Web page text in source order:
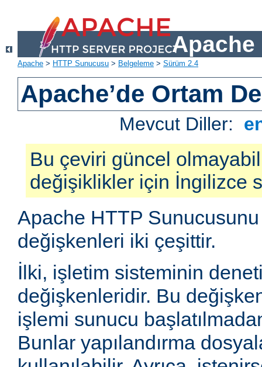
Apache
Apache > HTTP Sunucusu > Belgeleme > Sürüm 2.4
Apache’de Ortam
Mevcut Diller:
Bu çeviri güncel
değişiklikler için İngilizce
Apache HTTP
değişkenleri iki çeşittir.
İlki, işletim sisteminin
değişkenleridir. Bu
işlemi sunucu
Bunlar yapılandırma